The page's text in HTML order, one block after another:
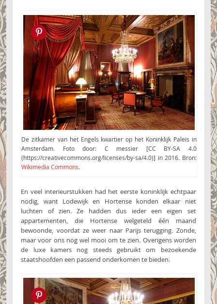
Pin this!
De zitkamer van het Engels kwartier op het Koninklijk Paleis in
Amsterdam. Foto door: C messier [CC BY-SA 4.0
(https://creativecommons.org/licenses/by-sa/4.0)] in 2016. Bron:
Wikimedia Commons.
En veel interieurstukken had het eerste koninklijk echtpaar
nodig, want Lodewijk en Hortense konden elkaar niet
luchten of zien. Ze hadden dus ieder een eigen set
appartementen, die Hortense welgeteld één maand
bewoonde, voordat ze weer naar Parijs terugging. Zonde,
maar voor ons nog wel mooi om te zien. Overigens worden
de luxe kamers nog steeds gebruikt om bezoekende
staatshoofden een passend onderkomen te bieden.
Pin this!